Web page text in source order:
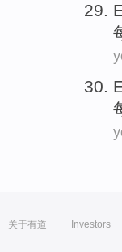
关于有道 Investors